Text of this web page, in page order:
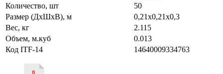
Количество, шт
50
Размер (ДхШхВ), м
0,21х0,21х0,3
Вес, кг
2.115
Объем, м.куб
0.013
Код ITF-14
14640009334763